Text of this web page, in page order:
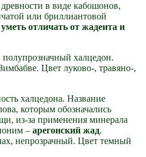
в виде кабошонов,
или бриллиантовой
отличать от жадеита и
халцедон.
Цвет луково-, травяно-,
халцедона. Название
которым обозначались
из-за применения минерала
– арегонский жад.
непрозрачный. Цвет темный